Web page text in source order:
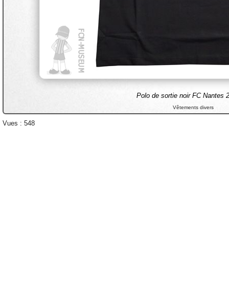
Polo de sortie noir FC Nantes
Vêtements divers
Vues : 548